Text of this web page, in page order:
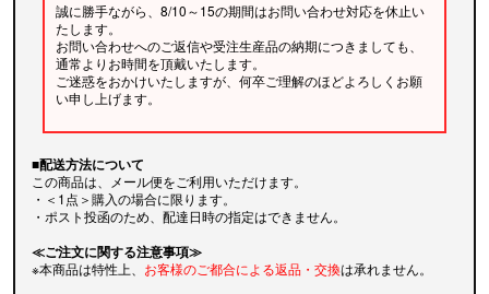
誠に勝手ながら、8/10～15の期間はお問い合わせ対応を休止い
たします。
お問い合わせへのご返信や受注生産品の納期につきましても、
通常よりお時間を頂戴いたします。
ご迷惑をおかけいたしますが、何卒ご理解のほどよろしくお願
い申し上げます。
■配送方法について
この商品は、メール便をご利用いただけます。
・＜1点＞購入の場合に限ります。
・ポスト投函のため、配達日時の指定はできません。
≪ご注文に関する注意事項≫
※本商品は特性上、 お客様のご都合による返品・交換は承れません。